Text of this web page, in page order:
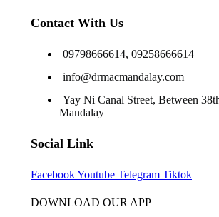
Contact With Us
09798666614, 09258666614
info@drmacmandalay.com
Yay Ni Canal Street, Between
Mandalay
Social Link
FacebookYoutube Telegram Tiktok
DOWNLOAD OUR APP